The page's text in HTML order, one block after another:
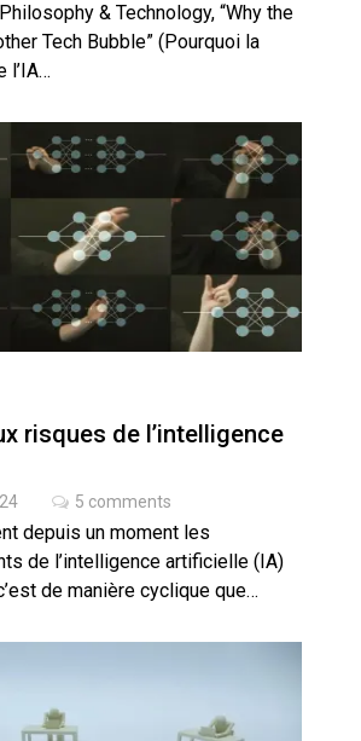
& Technology, “Why the
Tech Bubble” (Pourquoi la
l’IA…
risques de l’intelligence
5 comments
depuis un moment les
de l’intelligence artificielle (IA)
de manière cyclique que…